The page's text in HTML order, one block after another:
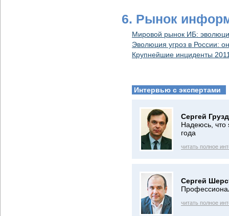
6. Рынок
Мировой рынок ИБ:
Эволюция угроз в России:
Крупнейшие инциденты
Интервью с экспертами
Сергей
Надеюсь, что
года
читать полное
Сергей
читать полное